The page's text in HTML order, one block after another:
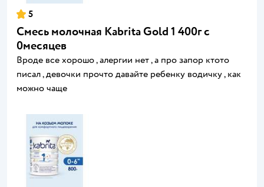
5
Смесь молочная Kabrita Gold 1 400г с
0месяцев
Вроде все хорошо , алергии нет , а про запор ктото
писал , девочки прочто давайте ребенку водичку , как
можно чаще